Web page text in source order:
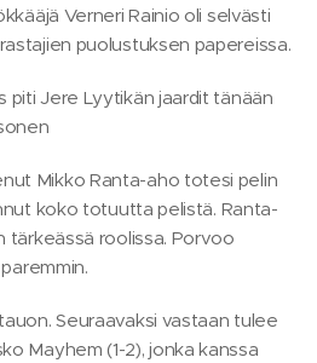
Verneri Rainio oli selvästi
puolustuksen papereissa.
piti Jere Lyytikän jaardit tänään
Mikko Ranta-aho totesi pelin
koko totuutta pelistä. Ranta-
roolissa. Porvoo
Seuraavaksi vastaan tulee
Mayhem (1-2), jonka kanssa